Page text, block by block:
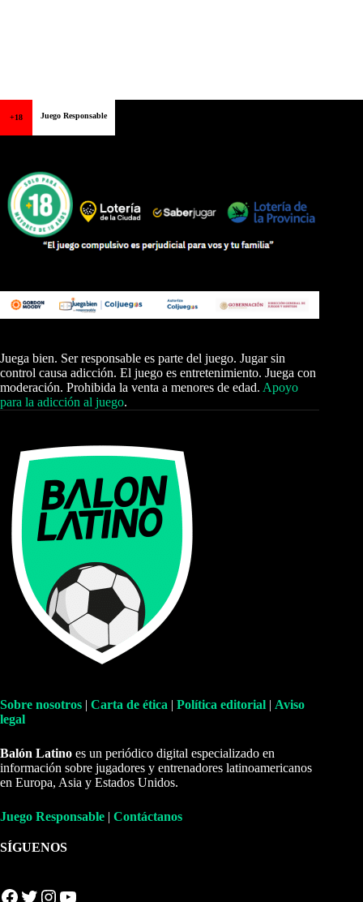
+18 Juego Responsable
Juega bien. Ser responsable es parte del juego. Jugar sin
control causa adicción. El juego es entretenimiento. Juega con
moderación. Prohibida la venta a menores de edad. Apoyo
para la adicción al juego.
Sobre nosotros | Carta de ética | Política editorial | Aviso
legal
Balón Latino es un periódico digital especializado en
información sobre jugadores y entrenadores latinoamericanos
en Europa, Asia y Estados Unidos.
Juego Responsable | Contáctanos
SÍGUENOS
Facebook Twitter Instagram YouTube